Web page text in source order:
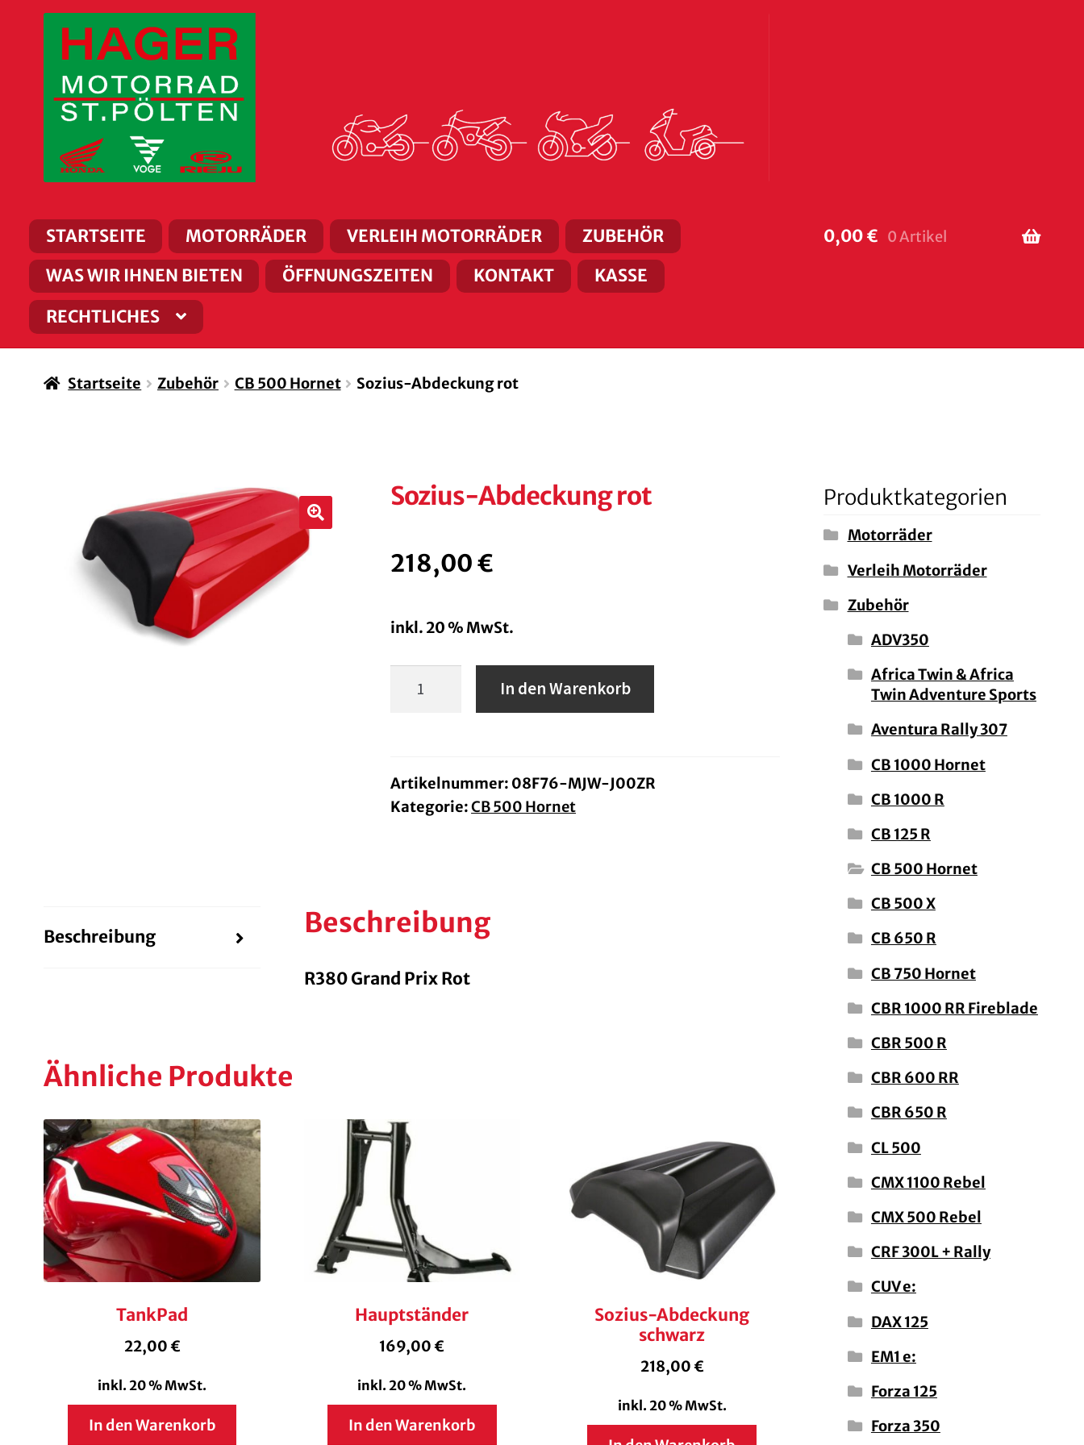
Zur
Navigation
springen
Zum
Inhalt
springen
STARTSEITE MOTORRÄDER VERLEIH MOTORRÄDER
ZUBEHÖR
WAS WIR IHNEN BIETEN
ÖFFNUNGSZEITEN KONTAKT
KASSE
RECHTLICHES
0,00€ 0 Artikel
Startseite Zubehör CB 500 Hornet Sozius-Abdeckung rot
🔍
Sozius-Abdeckung rot
218,00€
inkl. 20 % MwSt.
In den Warenkorb
Artikelnummer: 08F76-MJW-J00ZR
Kategorie:CB 500 Hornet
Beschreibung Beschreibung
R380 Grand Prix Rot
Ähnliche Produkte
TankPad
22,00€
inkl. 20 % MwSt.
In den Warenkorb
Hauptständer
169,00€
inkl. 20 % MwSt.
In den Warenkorb
Sozius-Abdeckung
schwarz
218,00€
inkl. 20 % MwSt.
Produktkategorien
Motorräder
Verleih Motorräder
Zubehör
ADV350
Africa Twin & Africa
Twin Adventure Sports
Aventura Rally 307
CB 1000 Hornet
CB 1000 R
CB 125 R
CB 500 Hornet
CB 500 X
CB 650 R
CB 750 Hornet
CBR 1000 RR Fireblade
CBR 500 R
CBR 600 RR
CBR 650 R
CL 500
CMX 1100 Rebel
CMX 500 Rebel
CRF 300L + Rally
CUV e:
DAX 125
EM1 e:
Forza 125
Forza 350